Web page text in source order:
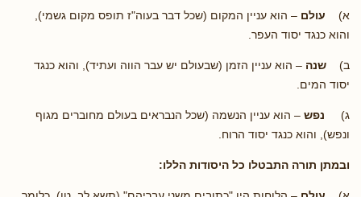
א) עולם – הוא עניין המקום (שכל דבר בעוה"ז תופס מקום גשמי),
והוא כנגד יסוד העפר.
ב) שנה – הוא עניין הזמן (שבעולם יש עבר הווה ועתיד), והוא כנגד
יסוד המים.
ג) נפש – הוא עניין הנשמה (שכל הנבראים בעולם מחוברים מגוף
ונפש), והוא כנגד יסוד הרוח.
ובמתן תורה התבטלו כל היסודות הללו: